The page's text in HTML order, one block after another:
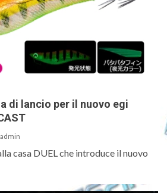
di lancio per il nuovo egi
admin
casa DUEL che introduce il nuovo